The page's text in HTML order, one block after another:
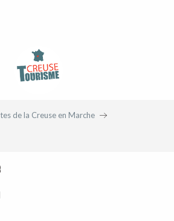
de la Creuse en Marche
aux favoris